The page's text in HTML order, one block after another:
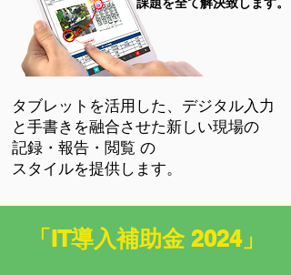
​タブレットを活用した、デジタル入力
と手書きを融合させた新しい現場の
記録・報告・閲覧 の
スタイルを提供します​。
​「IT導入補助金 2024」